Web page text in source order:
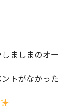
ましまのオー
トがなかった